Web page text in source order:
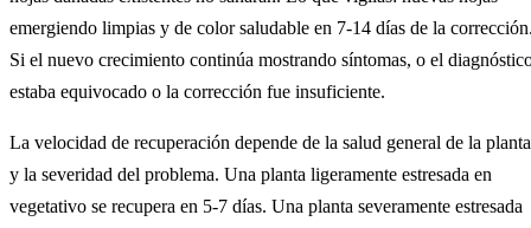
emergiendo limpias y de color saludable en 7-14 días de la
Si el nuevo crecimiento continúa mostrando síntomas, o el
estaba equivocado o la corrección fue insuficiente.
La velocidad de recuperación depende de la salud general de la planta
y la severidad del problema. Una planta ligeramente estresada en
vegetativo se recupera en 5-7 días. Una planta severamente estresada